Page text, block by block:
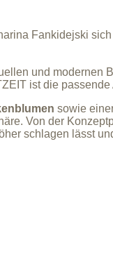
Fankidejski
und modernen
ist die
sowie
Von der
schlagen lässt